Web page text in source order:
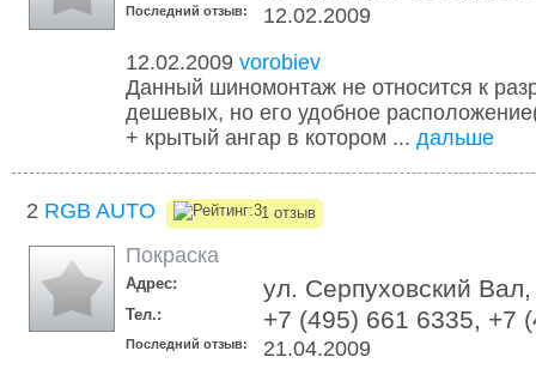
Последний отзыв:
12.02.2009
12.02.2009 vorobiev
Данный шиномонтаж не относится к
дешевых, но его удобное
+ крытый ангар в котором ... дальше
2 RGB AUTO 1 отзыв
Покраска
Адрес: ул. Серпуховский
Тел.: +7 (495) 661 6335, +7
Последний отзыв:
21.04.2009